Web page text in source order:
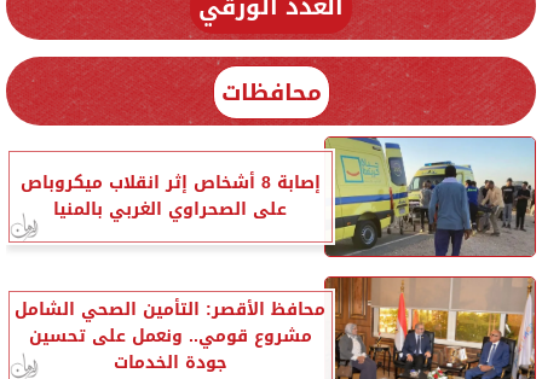
محافظات
إصابة 8 أشخاص إثر انقلاب ميكروباص
على الصحراوي الغربي بالمنيا
محافظ الأقصر: التأمين الصحي الشامل
مشروع قومي.. ونعمل على تحسين
جودة الخدمات